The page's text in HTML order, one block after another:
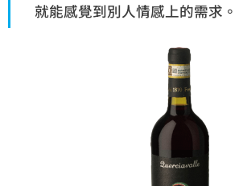
就能感覺到別人情感上的需求。